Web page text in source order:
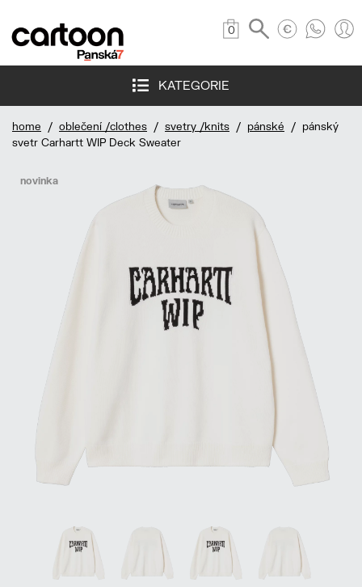
0
KATEGORIE
home / oblečení /clothes / svetry /knits / pánské / pánský
svetr Carhartt WIP Deck Sweater
novinka